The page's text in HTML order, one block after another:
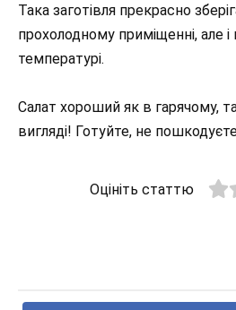
Така заготівля прекрасно
прохолодному приміщенні, але і
температурі.
Салат хороший як в гарячому,
вигляді! Готуйте, не
Оцініть статтю